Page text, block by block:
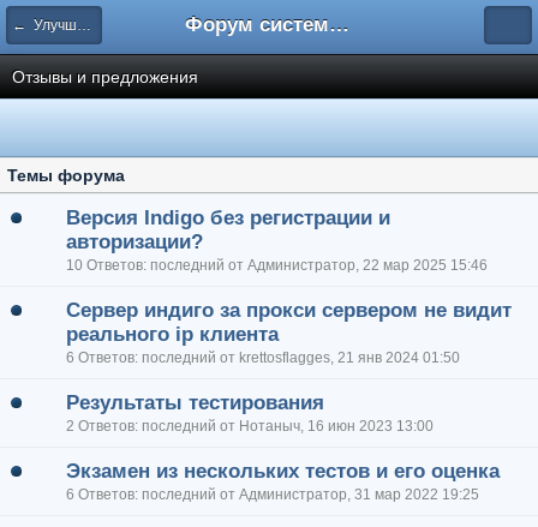
← Улучшение системы Форум системы тестирования INDIGO
Отзывы и предложения
Темы форума
Версия Indigo без регистрации и
авторизации?
10 Ответов: последний от Администратор, 22 мар 2025 15:46
Сервер индиго за прокси сервером не видит
реального ip клиента
6 Ответов: последний от krettosflagges, 21 янв 2024 01:50
Результаты тестирования
2 Ответов: последний от Нотаныч, 16 июн 2023 13:00
Экзамен из нескольких тестов и его оценка
6 Ответов: последний от Администратор, 31 мар 2022 19:25